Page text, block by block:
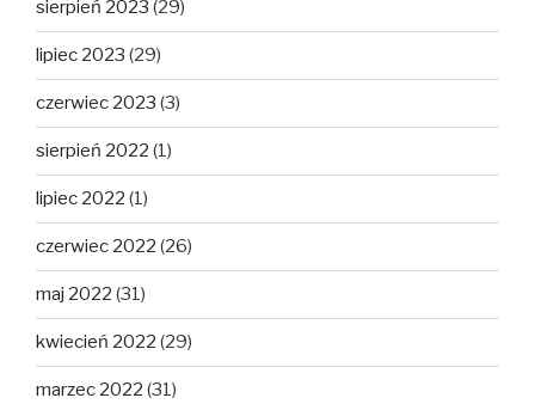
sierpień 2023 (29)
lipiec 2023 (29)
czerwiec 2023 (3)
sierpień 2022 (1)
lipiec 2022 (1)
czerwiec 2022 (26)
maj 2022 (31)
kwiecień 2022 (29)
marzec 2022 (31)